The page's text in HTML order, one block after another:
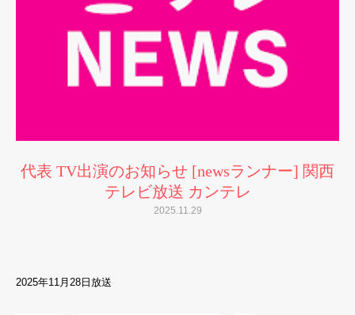
代表 TV出演のお知らせ [newsランナー] 関西
テレビ放送 カンテレ
2025.11.29
2025年11月28日放送